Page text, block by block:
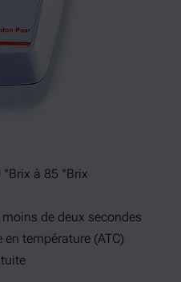
à 85 °Brix
de deux secondes
température (ATC)